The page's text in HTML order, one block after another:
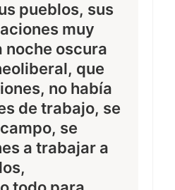
pueblos, sus
muy
noche oscura
que
no había
de trabajo, se
se
a trabajar a